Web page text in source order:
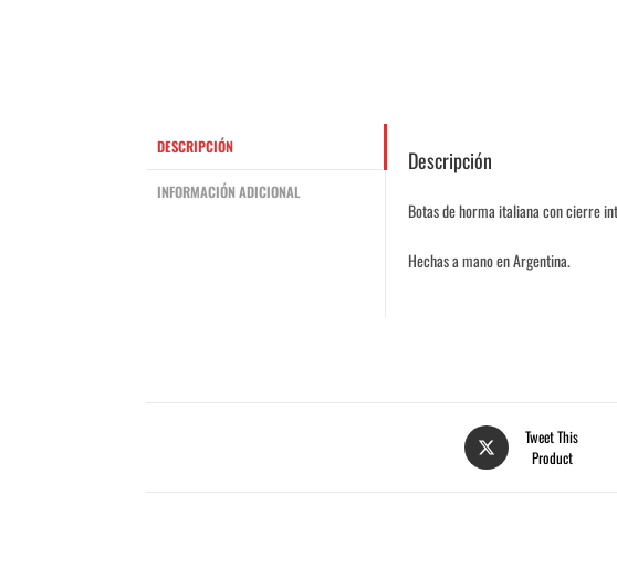
DESCRIPCIÓN
INFORMACIÓN ADICIONAL
Descripción
Botas de horma italiana con cierre
Hechas a mano en Argentina.
Tweet This
Product